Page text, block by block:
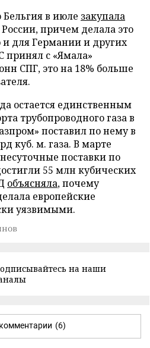
в июле закупала
причем делала это
и для Германии и других
принял с «Ямала»
СПГ, это на 18% больше
остается единственным
трубопроводного газа в
поставил по нему в
куб. м. газа. В марте
поставки по
55 млн кубических
объясняла, почему
европейские
уязвимыми.
на наши
(6)